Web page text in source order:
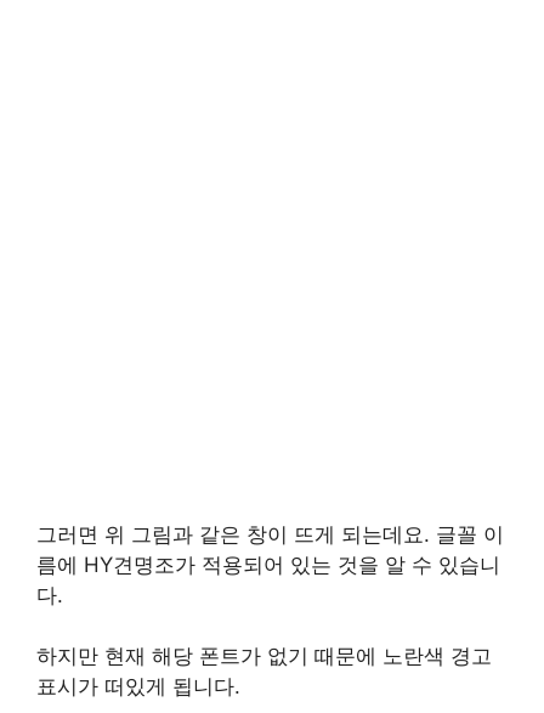
그러면 위 그림과 같은 창이 뜨게 되는데요. 글꼴 이
름에 HY견명조가 적용되어 있는 것을 알 수 있습니
다.
하지만 현재 해당 폰트가 없기 때문에 노란색 경고
표시가 떠있게 됩니다.